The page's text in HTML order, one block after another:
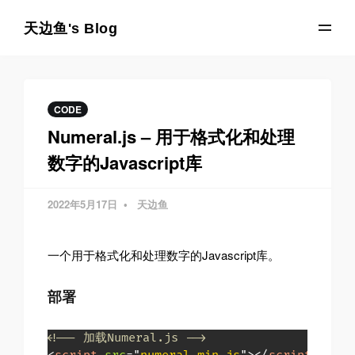
天边鱼's Blog
CODE
Numeral.js – 用于格式化和处理
数字的Javascript库
2022年5月17日 天边鱼
一个用于格式化和处理数字的Javascript库。
部署
<!-- 加载Numeral.js -->